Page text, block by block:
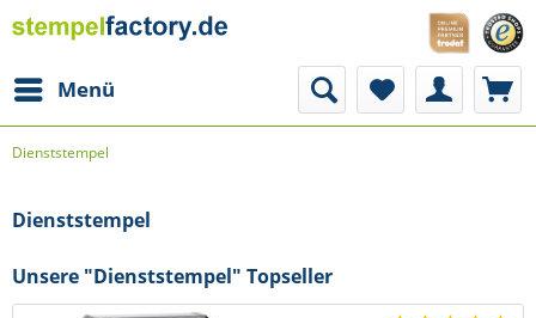
Menü
Dienststempel
Dienststempel
Unsere "Dienststempel" Topseller